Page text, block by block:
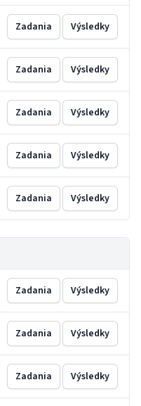
Zadania Výsledky
Zadania Výsledky
Zadania Výsledky
Zadania Výsledky
Zadania Výsledky
Zadania Výsledky
Zadania Výsledky
Zadania Výsledky